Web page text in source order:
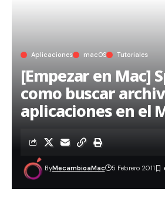
Aplicaciones macOS Tutoriales
[Empezar en Mac]
como buscar
aplicaciones en el
ByMecambioaMac 5 Febrero 2011